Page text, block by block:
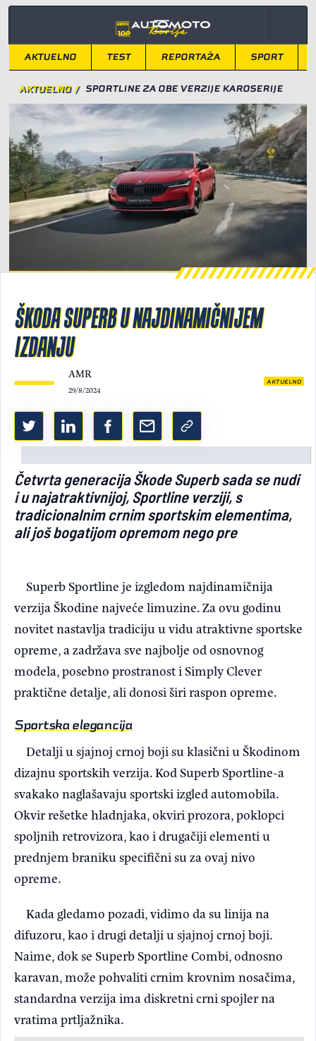
Light/Dark mode
AKTUELNO TEST REPORTAŽA SPORT
AKTUELNO / SPORTLINE ZA OBE VERZIJE KAROSERIJE
ŠKODA SUPERB U NAJDINAMIČNIJEM
IZDANJU
AMR
29/8/2024
AKTUELNO
Četvrta generacija Škode Superb sada se nudi
i u najatraktivnijoj, Sportline verziji, s
tradicionalnim crnim sportskim elementima,
ali još bogatijom opremom nego pre
Superb Sportline je izgledom najdinamičnija
verzija Škodine najveće limuzine. Za ovu godinu
novitet nastavlja tradiciju u vidu atraktivne sportske
opreme, a zadržava sve najbolje od osnovnog
modela, posebno prostranost i Simply Clever
praktične detalje, ali donosi širi raspon opreme.
Sportska elegancija
Detalji u sjajnoj crnoj boji su klasični u Škodinom
dizajnu sportskih verzija. Kod Superb Sportline-a
svakako naglašavaju sportski izgled automobila.
Okvir rešetke hladnjaka, okviri prozora, poklopci
spoljnih retrovizora, kao i drugačiji elementi u
prednjem braniku specifični su za ovaj nivo
opreme.
Kada gledamo pozadi, vidimo da su linija na
difuzoru, kao i drugi detalji u sjajnoj crnoj boji.
Naime, dok se Superb Sportline Combi, odnosno
karavan, može pohvaliti crnim krovnim nosačima,
standardna verzija ima diskretni crni spojler na
vratima prtljažnika.